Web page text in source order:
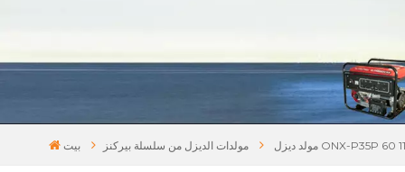
بيت مولدات الديزل من سلسلة بيركنز